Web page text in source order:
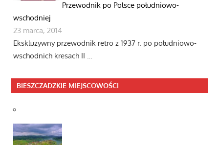
Przewodnik po Polsce południowo-
wschodniej
23 marca, 2014
Ekskluzywny przewodnik retro z 1937 r. po południowo-
wschodnich kresach II …
BIESZCZADZKIE MIEJSCOWOŚCI